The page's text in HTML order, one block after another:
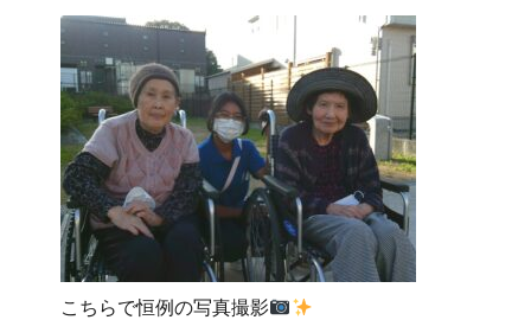
こちらで恒例の写真撮影